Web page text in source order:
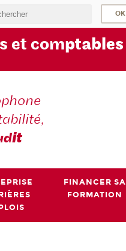
et comptables
it
FINANCER SA
FORMATION